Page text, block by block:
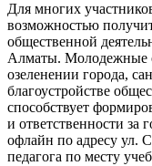
Для многих
возможностью
общественной
Алматы. Молодежные
озеленении города,
благоустройстве
способствует
и ответственности за
офлайн по адресу ул.
педагога по месту